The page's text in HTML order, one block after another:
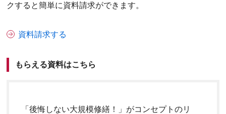
クすると簡単に資料請求ができます。
資料請求する
もらえる資料はこちら
「後悔しない大規模修繕！」がコンセプトのリ